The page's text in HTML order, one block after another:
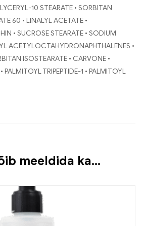
10 STEARATE • SORBITAN
60 • LINALYL ACETATE •
• SUCROSE STEARATE • SODIUM
ACETYLOCTAHYDRONAPHTHALENES •
ISOSTEARATE • CARVONE •
TRIPEPTIDE-1 • PALMITOYL
meeldida ka…